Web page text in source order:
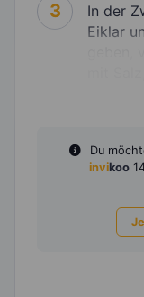
3
In der
Eiklar
Du
invikoo